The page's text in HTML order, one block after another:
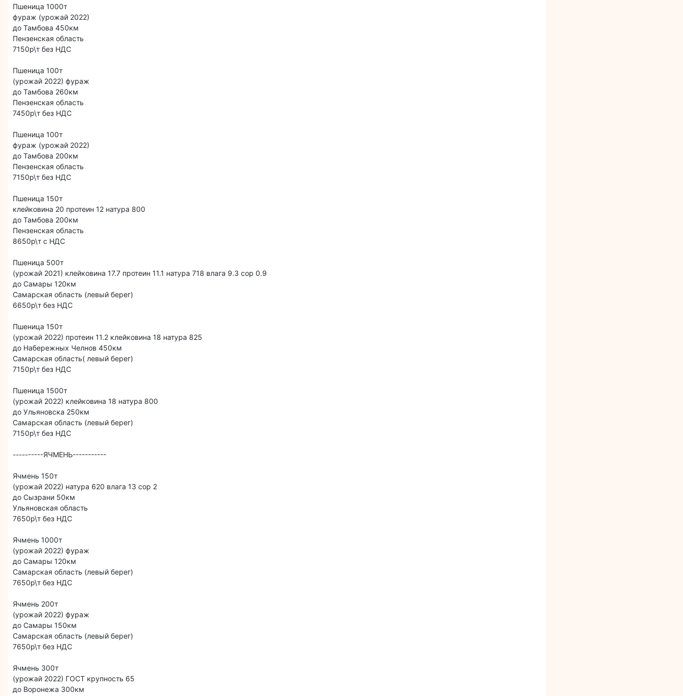
Пшеница 1000т
фураж (урожай 2022)
до Тамбова 450км
Пензенская область
7150р\т без НДС
Пшеница 100т
(урожай 2022) фураж
до Тамбова 260км
Пензенская область
7450р\т без НДС
Пшеница 100т
фураж (урожай 2022)
до Тамбова 200км
Пензенская область
7150р\т без НДС
Пшеница 150т
клейковина 20 протеин 12 натура 800
до Тамбова 200км
Пензенская область
8650р\т с НДС
Пшеница 500т
(урожай 2021) клейковина 17.7 протеин 11.1 натура 718 влага 9.3 сор 0.9
до Самары 120км
Самарская область (левый берег)
6650р\т без НДС
Пшеница 150т
(урожай 2022) протеин 11.2 клейковина 18 натура 825
до Набережных Челнов 450км
Самарская область( левый берег)
7150р\т без НДС
Пшеница 1500т
(урожай 2022) клейковина 18 натура 800
до Ульяновска 250км
Самарская область (левый берег)
7150р\т без НДС
----------ЯЧМЕНЬ-----------
Ячмень 150т
(урожай 2022) натура 620 влага 13 сор 2
до Сызрани 50км
Ульяновская область
7650р\т без НДС
Ячмень 1000т
(урожай 2022) фураж
до Самары 120км
Самарская область (левый берег)
7650р\т без НДС
Ячмень 200т
(урожай 2022) фураж
до Самары 150км
Cамарская область (левый берег)
7650р\т без НДС
Ячмень 300т
(урожай 2022) ГОСТ крупность 65
до Воронежа 300км